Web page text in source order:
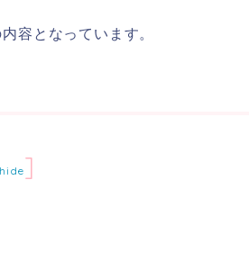
容となっています。
hide]